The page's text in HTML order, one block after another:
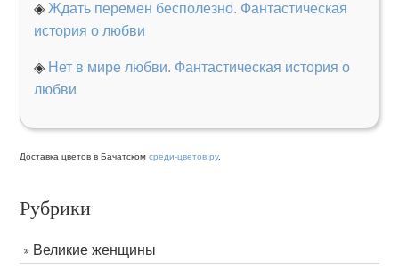
◈ Ждать перемен бесполезно. Фантастическая
история о любви
◈ Нет в мире любви. Фантастическая история о
любви
Доставка цветов в Бачатскомсреди-цветов.ру.
Рубрики
Великие женщины